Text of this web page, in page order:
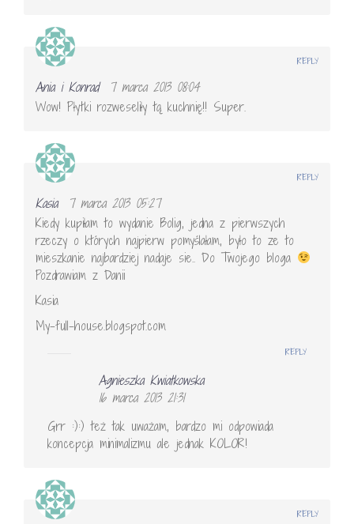
Ania i Konrad
7 marca 2013 08:04
Wow! Płytki rozweseliły tą kuchnię!! Super.
REPLY
Kasia
7 marca 2013 05:27
Kiedy kupiłam to wydanie Bolig, jedna z pierwszych
rzeczy o których najpierw pomyślałam, było to ze to
mieszkanie najbardziej nadaje sie.. Do Twojego bloga
Pozdrawiam z Danii
Kasia
My-full-house.blogspot.com
REPLY
Agnieszka Kwiatkowska
16 marca 2013 21:31
Grr :):) też tak uważam, bardzo mi odpowiada
koncepcja minimalizmu ale jednak KOLOR!
REPLY
REPLY